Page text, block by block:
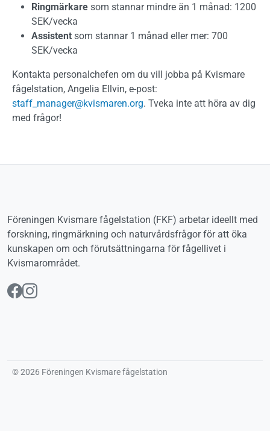
Ringmärkare som stannar mindre än 1 månad: 1200
SEK/vecka
Assistent som stannar 1 månad eller mer: 700
SEK/vecka
Kontakta personalchefen om du vill jobba på Kvismare
fågelstation, Angelia Ellvin, e-post:
staff_manager@kvismaren.org. Tveka inte att höra av dig
med frågor!
Föreningen Kvismare fågelstation (FKF) arbetar ideellt med
forskning, ringmärkning och naturvårdsfrågor för att öka
kunskapen om och förutsättningarna för fågellivet i
Kvismarområdet.
Följ oss på Facebook
Följ oss på Instagram
© 2026 Föreningen Kvismare fågelstation